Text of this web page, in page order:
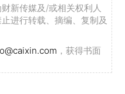
新传媒及/或相关权利人
进行转载、摘编、复制及
，获得书面